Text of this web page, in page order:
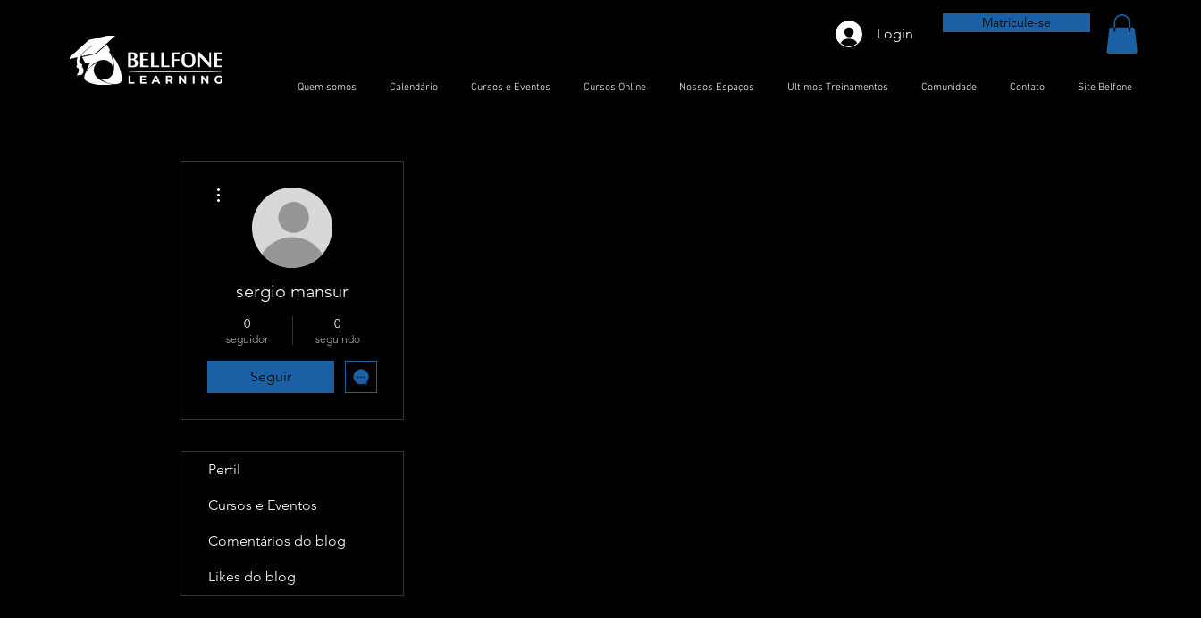
Login
Matricule-se
Quem somos Calendário Cursos e Eventos Cursos Online Nossos Espaços Ultimos Treinamentos Comunidade Contato Site Belfone
sergio mansur
0
seguidor
0
seguindo
Seguir
Perfil
Cursos e Eventos
Comentários do blog
Likes do blog